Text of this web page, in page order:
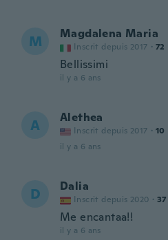
M Magdalena Maria
Inscrit depuis 2017 · 72
Bellissimi
il y a 6 ans
A Alethea
Inscrit depuis 2017 · 10
il y a 6 ans
D Dalia
Inscrit depuis 2020 · 37
Me encantaa!!
il y a 6 ans